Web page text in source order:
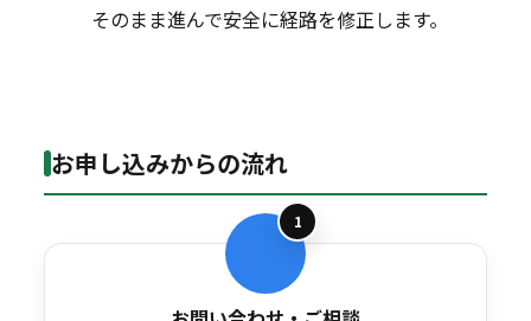
そのまま進んで安全に経路を修正します。
お申し込みからの流れ
1